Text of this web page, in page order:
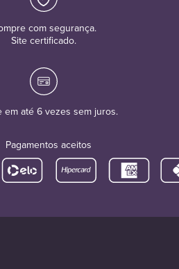
com segurança.
Site certificado.
em até 6 vezes sem juros.
Pagamentos aceitos